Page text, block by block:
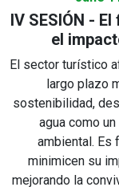
IV SESIÓN -
el
El sector turístico
largo plazo
sostenibilidad,
agua como
ambiental. Es
minimicen su
mejorando la